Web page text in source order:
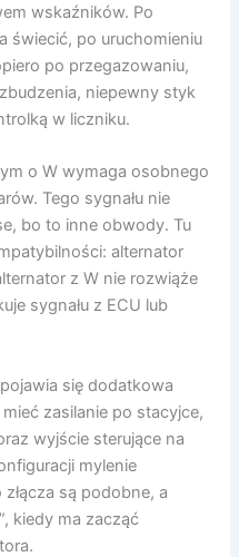
wskaźników. Po
świecić, po uruchomieniu
po przegazowaniu,
niepewny styk
w liczniku.
o W wymaga osobnego
Tego sygnału nie
bo to inne obwody. Tu
alternator
z W nie rozwiąże
sygnału z ECU lub
się dodatkowa
zasilanie po stacyjce,
wyjście sterujące na
mylenie
są podobne, a
kiedy ma zacząć